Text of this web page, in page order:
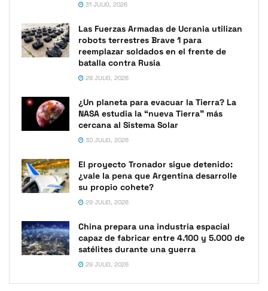
31 JULIO, 2026
Las Fuerzas Armadas de Ucrania utilizan
robots terrestres Brave 1 para
reemplazar soldados en el frente de
batalla contra Rusia
28 JULIO, 2026
¿Un planeta para evacuar la Tierra? La
NASA estudia la “nueva Tierra” más
cercana al Sistema Solar
30 JULIO, 2026
El proyecto Tronador sigue detenido:
¿vale la pena que Argentina desarrolle
su propio cohete?
29 JULIO, 2026
China prepara una industria espacial
capaz de fabricar entre 4.100 y 5.000 de
satélites durante una guerra
29 JULIO, 2026